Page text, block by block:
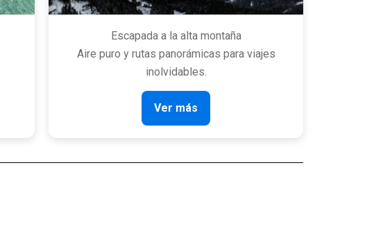
Escapada a la alta montaña
Aire puro y rutas panorámicas para viajes
inolvidables.
Ver más